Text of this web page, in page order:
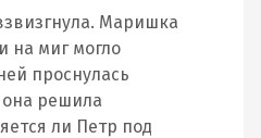
Маришка
на миг могло
проснулась
она решила
ли Петр под